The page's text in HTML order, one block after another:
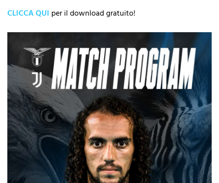
CLICCA QUI per il download gratuito!